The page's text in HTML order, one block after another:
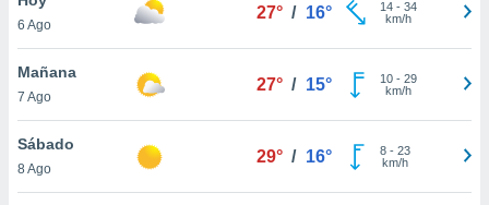
en
más
nuestra
6 Ago
27° / 16° 14- 34
km/h
Mañana
7 Ago
27° / 15° 10- 29
km/h
Sábado
8 Ago
29° / 16° 8- 23
km/h